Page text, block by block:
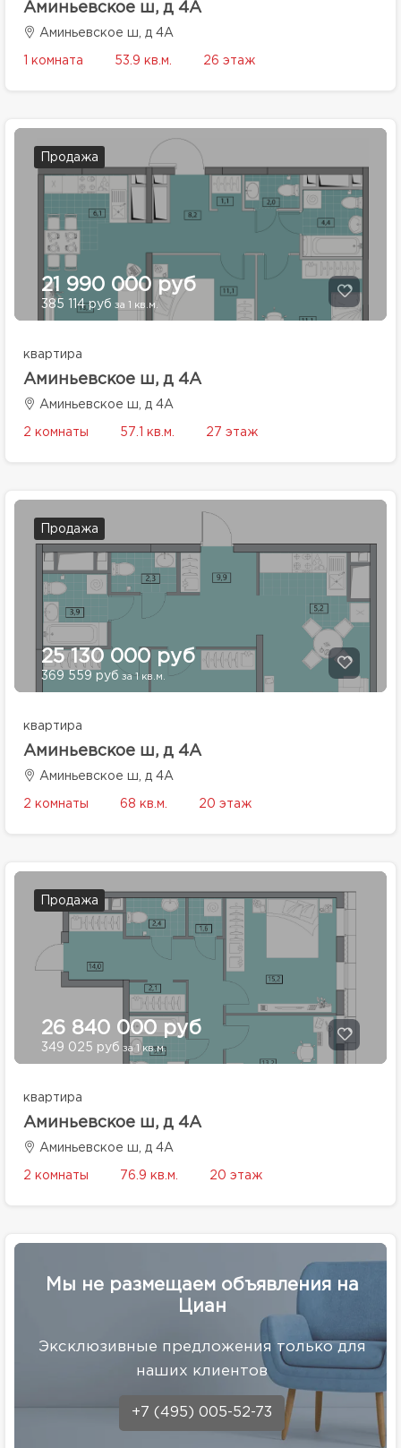
Аминьевское ш, д 4А
Аминьевское ш, д 4А
1 комната 53.9 кв.м. 26 этаж
Продажа
21 990 000 руб
385 114 руб за 1 кв.м.
квартира
Аминьевское ш, д 4А
Аминьевское ш, д 4А
2 комнаты 57.1 кв.м. 27 этаж
Продажа
25 130 000 руб
369 559 руб за 1 кв.м.
квартира
Аминьевское ш, д 4А
Аминьевское ш, д 4А
2 комнаты 68 кв.м. 20 этаж
Продажа
26 840 000 руб
349 025 руб за 1 кв.м.
квартира
Аминьевское ш, д 4А
Аминьевское ш, д 4А
2 комнаты 76.9 кв.м. 20 этаж
Мы не размещаем объявления на
Циан
Эксклюзивные предложения только для
наших клиентов
+7 (495) 005-52-73